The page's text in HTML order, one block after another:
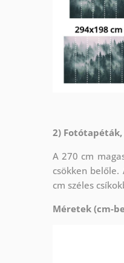
2)
A 270 cm
csökken
cm széles
Méretek (cm-